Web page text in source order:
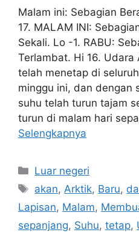
Malam ini: Sebagian
17. MALAM INI:
Sekali. Lo -1. RABU:
Terlambat. Hi 16.
telah menetap di
minggu ini, dan dengan
suhu telah turun tajam
turun di malam hari
Selengkapnya
Kategori
Luar negeri
Tag
akan, Arktik, Baru,
Lapisan, Malam,
sepanjang, Suhu, tetap,